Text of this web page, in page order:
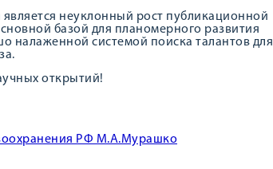
неуклонный рост публикационной
базой для планомерного развития
налаженной системой поиска талантов для
открытий!
РФ М.А.Мурашко